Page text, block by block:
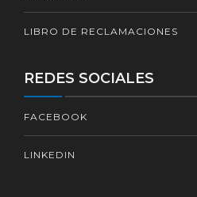
LIBRO DE RECLAMACIONES
REDES SOCIALES
FACEBOOK
LINKEDIN